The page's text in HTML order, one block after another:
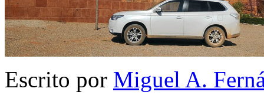
Escrito por Miguel A.